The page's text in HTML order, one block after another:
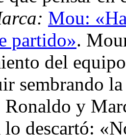
Mou:
partido».
del
sembrando
y
lo descartó: